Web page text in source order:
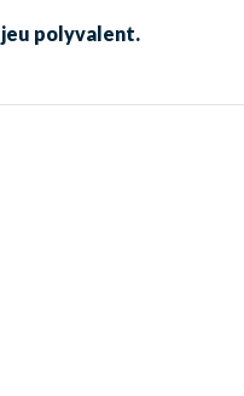
polyvalent.